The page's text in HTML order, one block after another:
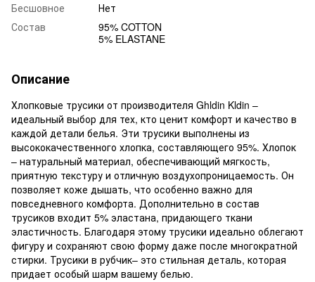
Бесшовное
Нет
Состав
95% COTTON
5% ELASTANE
Описание
Хлопковые трусики от производителя Ghldin Kldin –
идеальный выбор для тех, кто ценит комфорт и качество в
каждой детали белья. Эти трусики выполнены из
высококачественного хлопка, составляющего 95%. Хлопок
– натуральный материал, обеспечивающий мягкость,
приятную текстуру и отличную воздухопроницаемость. Он
позволяет коже дышать, что особенно важно для
повседневного комфорта. Дополнительно в состав
трусиков входит 5% эластана, придающего ткани
эластичность. Благодаря этому трусики идеально облегают
фигуру и сохраняют свою форму даже после многократной
стирки. Трусики в рубчик– это стильная деталь, которая
придает особый шарм вашему белью.